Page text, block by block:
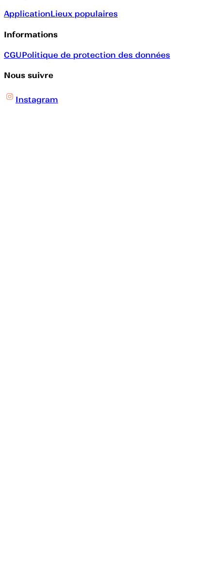
ApplicationLieux populaires
Informations
CGUPolitique de protection des données
Nous suivre
Instagram